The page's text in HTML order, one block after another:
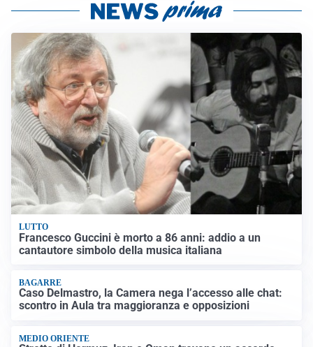
LUTTO
Francesco Guccini è morto a 86 anni: addio a un
cantautore simbolo della musica italiana
BAGARRE
Caso Delmastro, la Camera nega l’accesso alle chat:
scontro in Aula tra maggioranza e opposizioni
MEDIO ORIENTE